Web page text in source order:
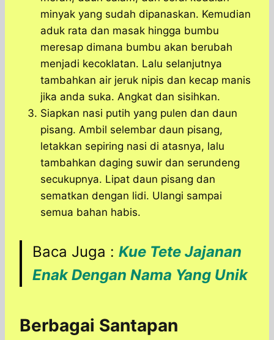
minyak yang sudah dipanaskan. Kemudian
aduk rata dan masak hingga bumbu
meresap dimana bumbu akan berubah
menjadi kecoklatan. Lalu selanjutnya
tambahkan air jeruk nipis dan kecap manis
jika anda suka. Angkat dan sisihkan.
Siapkan nasi putih yang pulen dan daun
pisang. Ambil selembar daun pisang,
letakkan sepiring nasi di atasnya, lalu
tambahkan daging suwir dan serundeng
secukupnya. Lipat daun pisang dan
sematkan dengan lidi. Ulangi sampai
semua bahan habis.
Baca Juga : Kue Tete Jajanan
Enak Dengan Nama Yang Unik
Berbagai Santapan